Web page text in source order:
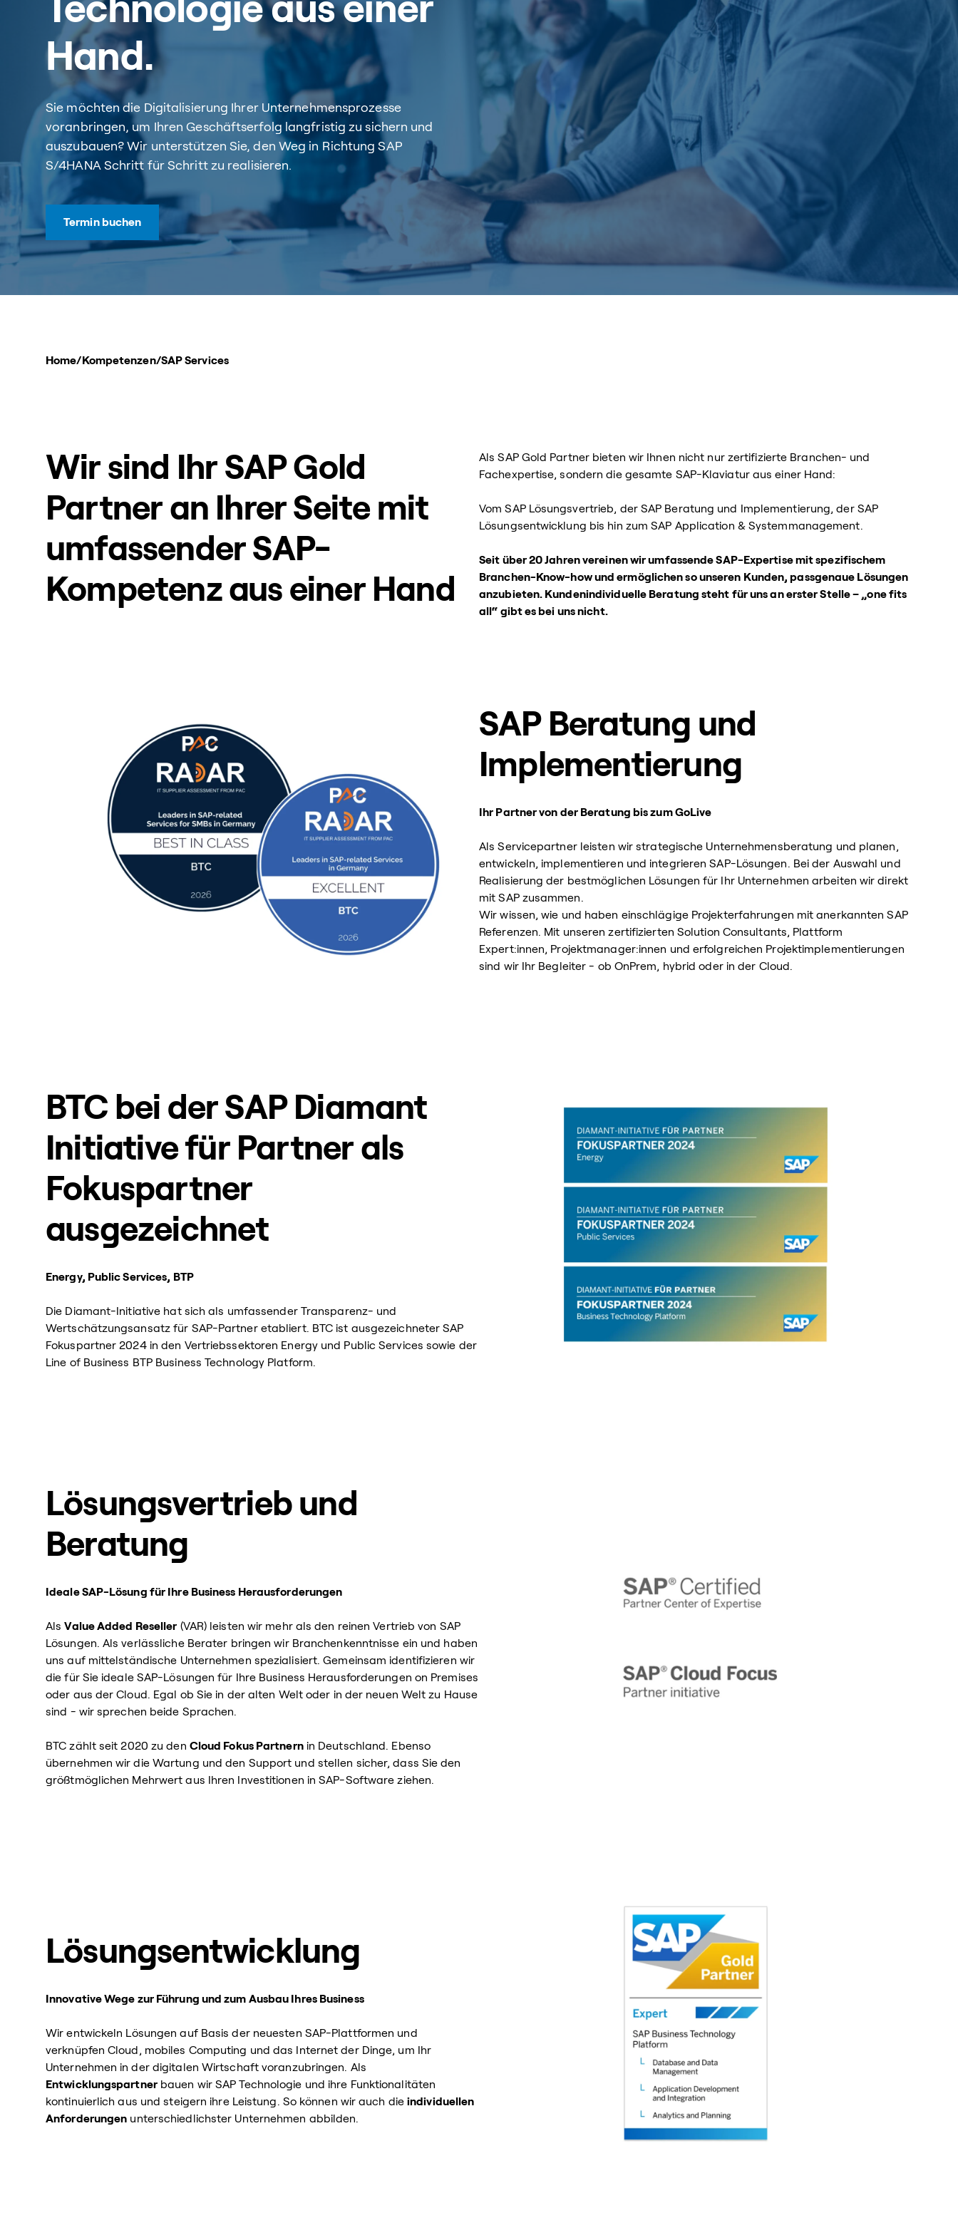
Technologie aus einer
Hand.
Sie möchten die Digitalisierung Ihrer Unternehmensprozesse
voranbringen, um Ihren Geschäftserfolg langfristig zu sichern und
auszubauen? Wir unterstützen Sie, den Weg in Richtung SAP
S/4HANA Schritt für Schritt zu realisieren.
Termin buchen
Home/Kompetenzen/SAP Services
Wir sind Ihr SAP Gold
Partner an Ihrer Seite mit
umfassender SAP-
Kompetenz aus einer Hand
Als SAP Gold Partner bieten wir Ihnen nicht nur zertifizierte Branchen- und
Fachexpertise, sondern die gesamte SAP-Klaviatur aus einer Hand:
Vom SAP Lösungsvertrieb, der SAP Beratung und Implementierung, der SAP
Lösungsentwicklung bis hin zum SAP Application & Systemmanagement.
Seit über 20 Jahren vereinen wir umfassende SAP-Expertise mit spezifischem
Branchen-Know-how und ermöglichen so unseren Kunden, passgenaue Lösungen
anzubieten. Kundenindividuelle Beratung steht für uns an erster Stelle – „one fits
all“ gibt es bei uns nicht.
SAP Beratung und
Implementierung
Ihr Partner von der Beratung bis zum GoLive
Als Servicepartner leisten wir strategische Unternehmensberatung und planen,
entwickeln, implementieren und integrieren SAP-Lösungen. Bei der Auswahl und
Realisierung der bestmöglichen Lösungen für Ihr Unternehmen arbeiten wir direkt
mit SAP zusammen.
Wir wissen, wie und haben einschlägige Projekterfahrungen mit anerkannten SAP
Referenzen. Mit unseren zertifizierten Solution Consultants, Plattform
Expert:innen, Projektmanager:innen und erfolgreichen Projektimplementierungen
sind wir Ihr Begleiter - ob OnPrem, hybrid oder in der Cloud.
BTC bei der SAP Diamant
Initiative für Partner als
Fokuspartner
ausgezeichnet
Energy, Public Services, BTP
Die Diamant-Initiative hat sich als umfassender Transparenz- und
Wertschätzungsansatz für SAP-Partner etabliert. BTC ist ausgezeichneter SAP
Fokuspartner 2024 in den Vertriebssektoren Energy und Public Services sowie der
Line of Business BTP Business Technology Platform.
Lösungsvertrieb und
Beratung
Ideale SAP-Lösung für Ihre Business Herausforderungen
AlsValue Added Reseller (VAR) leisten wir mehr als den reinen Vertrieb von SAP
Lösungen. Als verlässliche Berater bringen wir Branchenkenntnisse ein und haben
uns auf mittelständische Unternehmen spezialisiert. Gemeinsam identifizieren wir
die für Sie ideale SAP-Lösungen für Ihre Business Herausforderungen on Premises
oder aus der Cloud. Egal ob Sie in der alten Welt oder in der neuen Welt zu Hause
sind - wir sprechen beide Sprachen.
BTC zählt seit 2020 zu den Cloud Fokus Partnernin Deutschland. Ebenso
übernehmen wir die Wartung und den Support und stellen sicher, dass Sie den
größtmöglichen Mehrwert aus Ihren Investitionen in SAP-Software ziehen.
Lösungsentwicklung
Innovative Wege zur Führung und zum Ausbau Ihres Business
Wir entwickeln Lösungen auf Basis der neuesten SAP-Plattformen und
verknüpfen Cloud, mobiles Computing und das Internet der Dinge, um Ihr
Unternehmen in der digitalen Wirtschaft voranzubringen. Als
Entwicklungspartnerbauen wir SAP Technologie und ihre Funktionalitäten
kontinuierlich aus und steigern ihre Leistung. So können wir auch dieindividuellen
Anforderungen unterschiedlichster Unternehmen abbilden.